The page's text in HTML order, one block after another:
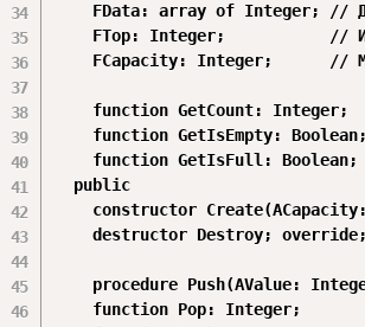
FData: array of Integer; //
FTop: Integer;           //
FCapacity: Integer;      //
    function GetCount: Integer;
    function GetIsEmpty: Boolean;
    function GetIsFull: Boolean;
  public
constructor
    destructor Destroy; override;
procedure Push(AValue:
    function Pop: Integer;